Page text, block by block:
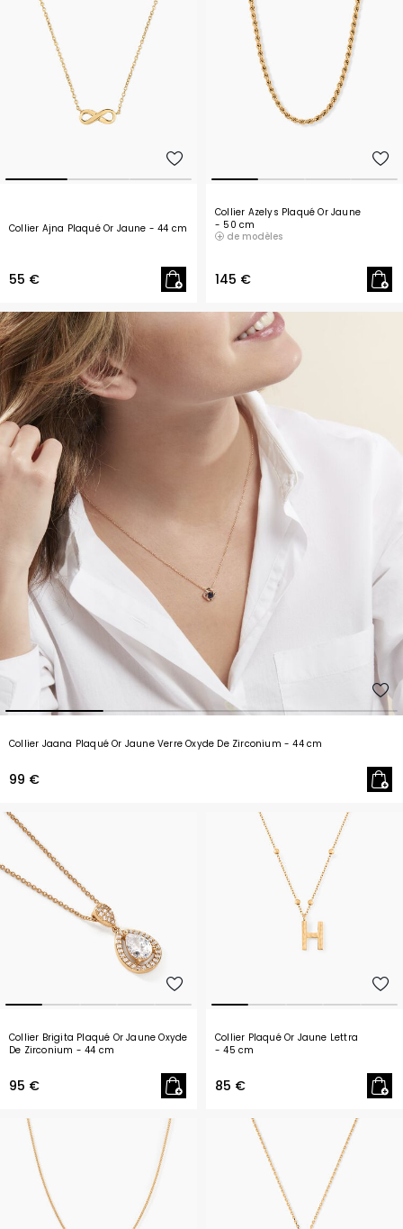
Collier Ajna Plaqué Or Jaune - 44 cm
55 €
Collier Azelys Plaqué Or Jaune
- 50 cm
de modèles
145 €
Collier Jaana Plaqué Or Jaune Verre Oxyde De Zirconium - 44 cm
99 €
Collier Brigita Plaqué Or Jaune Oxyde
De Zirconium - 44 cm
95 €
Collier Plaqué Or Jaune Lettra
- 45 cm
85 €